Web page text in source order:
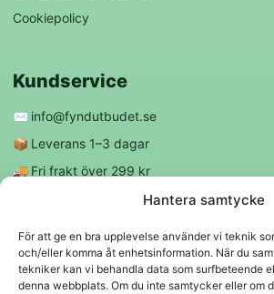
Hantera samtycke
För att ge en bra upplevelse använder vi teknik
och/eller komma åt enhetsinformation. När du
tekniker kan vi behandla data som surfbeteende
denna webbplats. Om du inte samtycker eller om
Cookiepolicy
Kundservice
✉️ info@fyndutbudet.se
📦 Leverans 1–3 dagar
🚚 Fri frakt över 299 kr
Följ oss